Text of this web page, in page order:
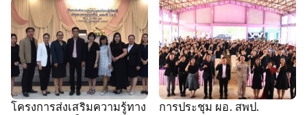
โครงการส่งเสริมความรู้ทาง
การประชุม ผอ. สพป.